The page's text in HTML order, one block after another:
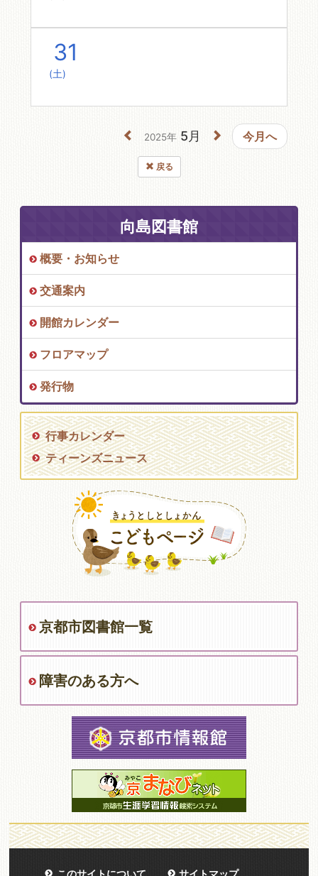
31
(土)
2025年 5月 今月へ
戻る
向島図書館
概要・お知らせ
交通案内
開館カレンダー
フロアマップ
発行物
行事カレンダー
ティーンズニュース
京都市図書館一覧
障害のある方へ